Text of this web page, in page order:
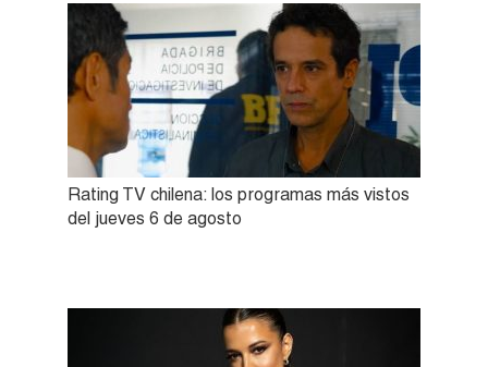
Rating TV chilena: los programas más vistos
del jueves 6 de agosto